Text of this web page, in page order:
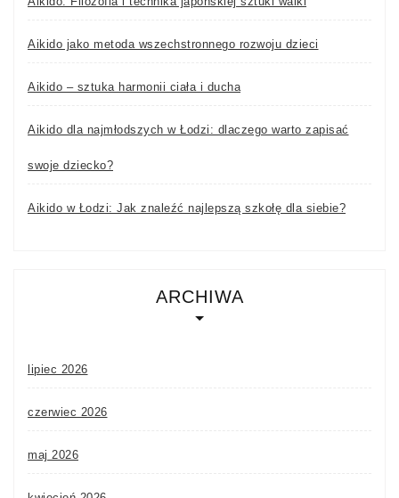
Aikido jako metoda wszechstronnego rozwoju dzieci
Aikido – sztuka harmonii ciała i ducha
Aikido dla najmłodszych w Łodzi: dlaczego warto zapisać
swoje dziecko?
Aikido w Łodzi: Jak znaleźć najlepszą szkołę dla siebie?
ARCHIWA
lipiec 2026
czerwiec 2026
maj 2026